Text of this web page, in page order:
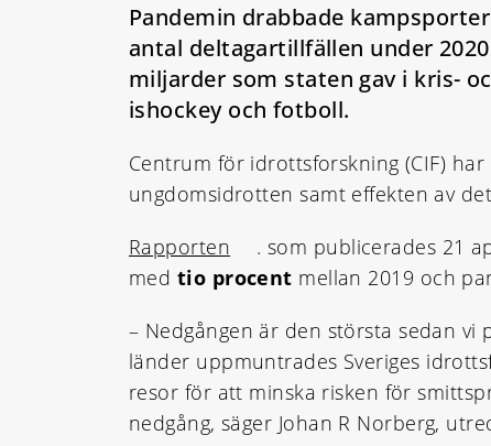
Pandemin drabbade
antal deltagartillfällen under
miljarder som staten gav i kris-
ishockey och fotboll.
Centrum för idrottsforskning (CIF)
ungdomsidrotten samt effekten av
Rapporten
. som publicerades 21
med tio procent mellan 2019 och
– Nedgången är den största sedan
länder uppmuntrades Sveriges
resor för att minska risken för
nedgång, säger Johan R Norberg,